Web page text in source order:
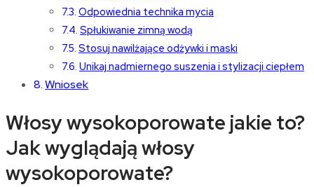
Odpowiednia technika mycia
Spłukiwanie zimną wodą
Stosuj nawilżające odżywki i maski
Unikaj nadmiernego suszenia i stylizacji ciepłem
Wniosek
Włosy wysokoporowate jakie to?
Jak wyglądają włosy
wysokoporowate?